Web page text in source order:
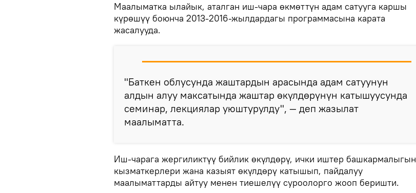
Маалыматка ылайык, аталган иш-чара өкмөттүн адам сатууга каршы
күрөшүү боюнча 2013-2016-жылдардагы программасына карата
жасалууда.
"Баткен облусунда жаштардын арасында адам сатуунун
алдын алуу максатында жаштар өкүлдөрүнүн катышуусунда
семинар, лекциялар уюштурулду", — деп жазылат
маалыматта.
Иш-чарага жергиликтүү бийлик өкүлдөрү, ички иштер башкармалыгын
кызматкерлери жана казыят өкүлдөрү катышып, пайдалуу
маалыматтарды айтуу менен тиешелүү суроолорго жооп беришти.